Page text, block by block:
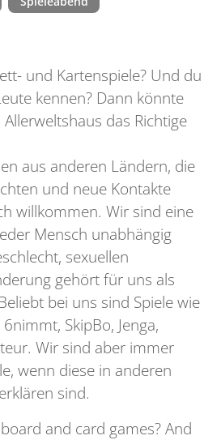
und Kartenspiele? Und du
kennen? Dann könnte
das Richtige
aus anderen Ländern, die
und neue Kontakte
willkommen. Wir sind eine
Mensch unabhängig
sexuellen
gehört für uns als
bei uns sind Spiele wie
SkipBo, Jenga,
Wir sind aber immer
wenn diese in anderen
sind.
and card games? And